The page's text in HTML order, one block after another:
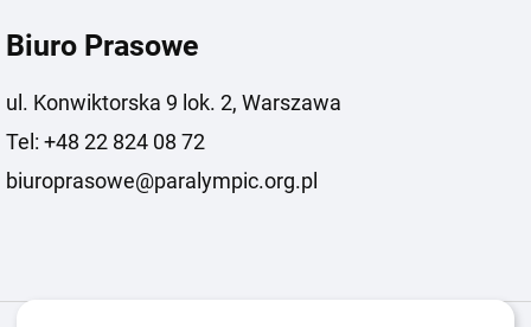
Biuro Prasowe
ul. Konwiktorska 9 lok. 2, Warszawa
Tel: +48 22 824 08 72
biuroprasowe@paralympic.org.pl